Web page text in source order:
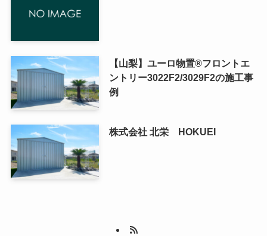
【山梨】ユーロ物置®フロントエ
ントリー3022F2/3029F2の施工事
例
株式会社 北栄 HOKUEI